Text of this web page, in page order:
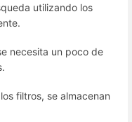
utilizando los
necesita un poco de
filtros, se almacenan